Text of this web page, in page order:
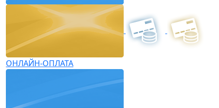
ОНЛАЙН-ОПЛАТА